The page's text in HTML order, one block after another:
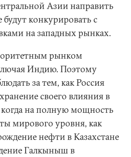
Азии направить
конкурировать с
на западных рынках.
рынком
Индию. Поэтому
за тем, как Россия
своего влияния в
на полную мощность
мирового уровня, как
нефти в Казахстане
Галкыныш в